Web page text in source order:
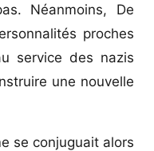
Néanmoins, De
proches
service des nazis
une nouvelle
se conjuguait alors